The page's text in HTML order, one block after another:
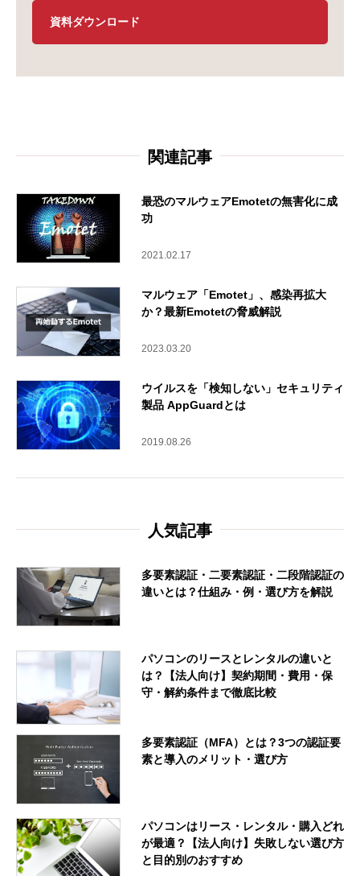
資料ダウンロード
関連記事
最恐のマルウェアEmotetの無害化に成
功
2021.02.17
マルウェア「Emotet」、感染再拡大
か？最新Emotetの脅威解説
2023.03.20
ウイルスを「検知しない」セキュリティ
製品 AppGuardとは
2019.08.26
人気記事
多要素認証・二要素認証・二段階認証の
違いとは？仕組み・例・選び方を解説
パソコンのリースとレンタルの違いと
は？【法人向け】契約期間・費用・保
守・解約条件まで徹底比較
多要素認証（MFA）とは？3つの認証要
素と導入のメリット・選び方
パソコンはリース・レンタル・購入どれ
が最適？【法人向け】失敗しない選び方
と目的別のおすすめ